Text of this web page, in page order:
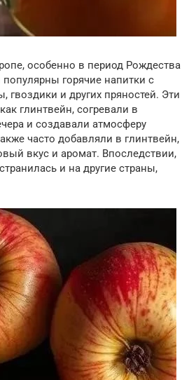
особенно в период Рождества
популярны горячие напитки с
гвоздики и других пряностей. Эти
глинтвейн, согревали в
и создавали атмосферу
часто добавляли в глинтвейн,
вкус и аромат. Впоследствии,
и на другие страны,